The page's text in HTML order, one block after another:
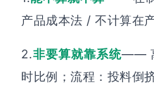
产品成本法 / 不计算在
2.非要算就靠系统——
时比例；流程：投料倒